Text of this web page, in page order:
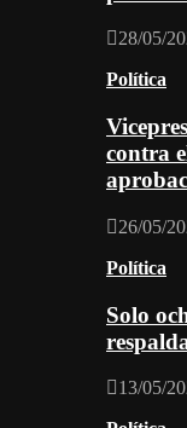
28/05/
Política
contra
26/05/
Política
Solo
13/05/